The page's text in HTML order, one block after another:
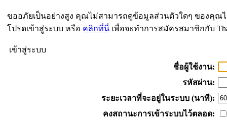
ขออภัยเป็นอย่างสูง คุณไม่สามารถดูข้อมูลส่วนตัวใดๆ ของคุณ
โปรดเข้าสู่ระบบ หรือ คลิกที่นี่ เพื่อจะทำการสมัครสมาชิกกับ
เข้าสู่ระบบ
ชื่อผู้ใช้งาน:
รหัสผ่าน:
ระยะเวลาที่จะอยู่ในระบบ (นาที):
คงสถานะการเข้าระบบไว้ตลอด: